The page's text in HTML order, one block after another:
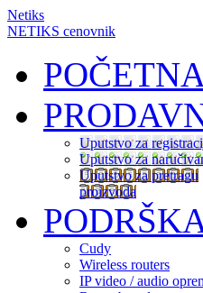
Netiks
NETIKS cenovnik
Uputstvo za
Uputstvo za
Uputstvo za pretragu
proizvoda
Cudy
Wireless routers
IP video / audio